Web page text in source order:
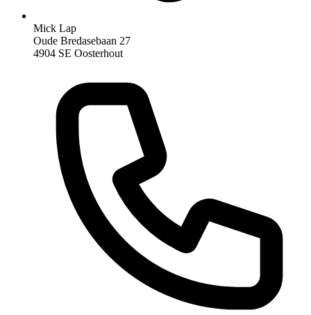
Mick Lap
Oude Bredasebaan 27
4904 SE Oosterhout